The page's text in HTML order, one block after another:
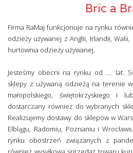
Bric a
Firma RaMaj funkcjonuje na rynku
odzieży używanej z Anglii, Irlandii,
hurtownia odzieży używanej.
Jesteśmy obecni na rynku od …. lat.
sklepy z używaną odzieżą na terenie
małopolskiego, świętokrzyskiego i
dostarczany również do wybranych
Realizujemy dostawy do sklepów w
Elblągu, Radomiu, Poznaniu i
rynku obostrzeń związanych z